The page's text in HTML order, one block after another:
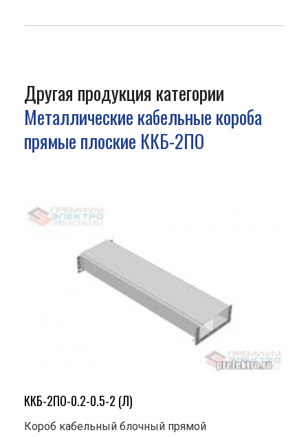
Другая продукция категории
Металлические кабельные короба
прямые плоские ККБ-2ПО
ККБ-2ПО-0.2-0.5-2 (Л)
Короб кабельный блочный прямой